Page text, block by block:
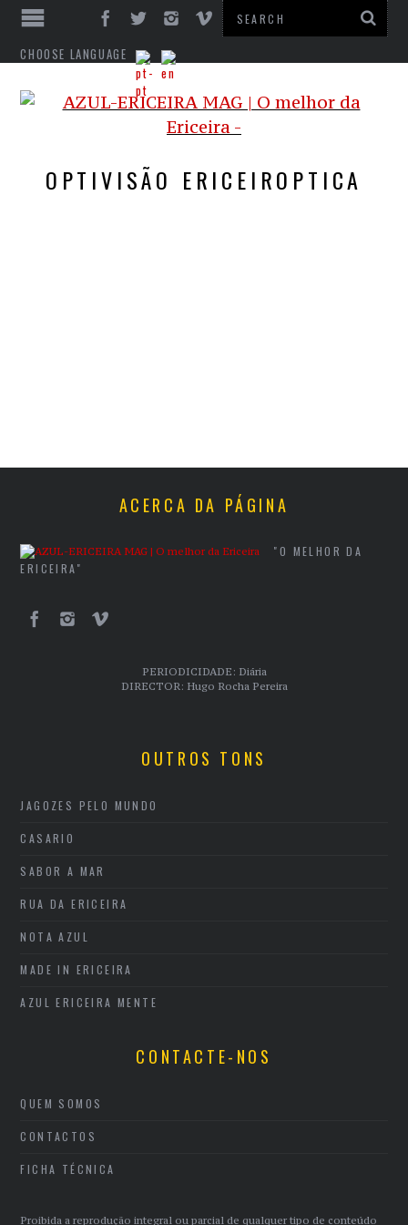
CHOOSE LANGUAGE
OPTIVISÃO ERICEIROPTICA
ACERCA DA PÁGINA
"O MELHOR DA
ERICEIRA"
PERIODICIDADE: Diária
DIRECTOR: Hugo Rocha Pereira
OUTROS TONS
JAGOZES PELO MUNDO
CASARIO
SABOR A MAR
RUA DA ERICEIRA
NOTA AZUL
MADE IN ERICEIRA
AZUL ERICEIRA MENTE
CONTACTE-NOS
QUEM SOMOS
CONTACTOS
FICHA TÉCNICA
Proibida a reprodução integral ou parcial de qualquer tipo de conteúdo